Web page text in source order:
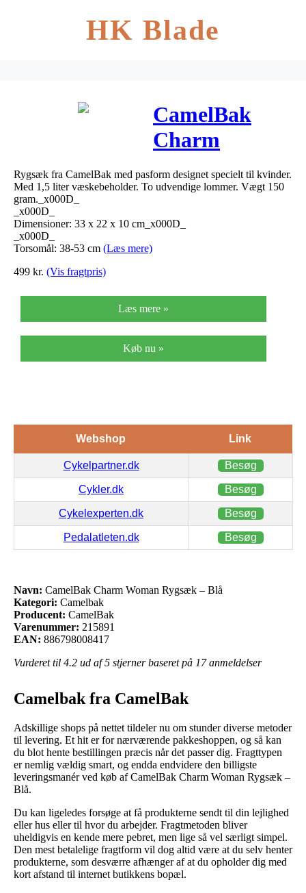
HK Blade
CamelBak
Charm
Woman
Rygsæk – Blå
Rygsæk fra CamelBak med pasform designet specielt til kvinder.
Med 1,5 liter væskebeholder. To udvendige lommer. Vægt 150
gram._x000D_
_x000D_
Dimensioner: 33 x 22 x 10 cm_x000D_
_x000D_
Torsomål: 38-53 cm (Læs mere)
499 kr. (Vis fragtpris)
Læs mere »
Køb nu »
Webshop Link
Cykelpartner.dk Besøg
Cykler.dk Besøg
Cykelexperten.dk Besøg
Pedalatleten.dk Besøg
Navn: CamelBak Charm Woman Rygsæk – Blå
Kategori: Camelbak
Producent: CamelBak
Varenummer: 215891
EAN: 886798008417
Vurderet til 4.2 ud af 5 stjerner baseret på 17anmeldelser
Camelbak fra CamelBak
Adskillige shops på nettet tildeler nu om stunder diverse metoder
til levering. Et hit er for nærværende pakkeshoppen, og så kan
du blot hente bestillingen præcis når det passer dig. Fragttypen
er nemlig vældig smart, og endda endvidere den billigste
leveringsmanér ved køb af CamelBak Charm Woman Rygsæk –
Blå.
Du kan ligeledes forsøge at få produkterne sendt til din lejlighed
eller hus eller til hvor du arbejder. Fragtmetoden bliver
uheldigvis en kende mere pebret, men lige så vel særligt simpel.
Den mest betalelige fragtform vil dog altid være at du selv henter
produkterne, som desværre afhænger af at du opholder dig med
kort afstand til internet butikkens bopæl.